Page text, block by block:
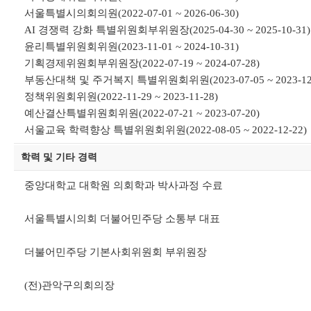
서울특별시의회의원(2022-07-01 ~ 2026-06-30)
AI 경쟁력 강화 특별위원회부위원장(2025-04-30 ~ 2025-10-31)
윤리특별위원회위원(2023-11-01 ~ 2024-10-31)
기획경제위원회부위원장(2022-07-19 ~ 2024-07-28)
부동산대책 및 주거복지 특별위원회위원(2023-07-05 ~ 2023-
정책위원회위원(2022-11-29 ~ 2023-11-28)
예산결산특별위원회위원(2022-07-21 ~ 2023-07-20)
서울교육 학력향상 특별위원회위원(2022-08-05 ~ 2022-12-22)
학력 및 기타 경력
중앙대학교 대학원 의회학과 박사과정 수료
서울특별시의회 더불어민주당 소통부 대표
더불어민주당 기본사회위원회 부위원장
(전)관악구의회의장